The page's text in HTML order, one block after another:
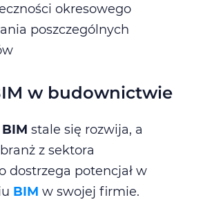
okresowego
poszczególnych
w budownictwie
stale się rozwija, a
z sektora
dostrzega potencjał w
BIM w swojej firmie.